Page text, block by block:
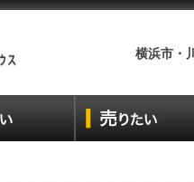
横浜市・